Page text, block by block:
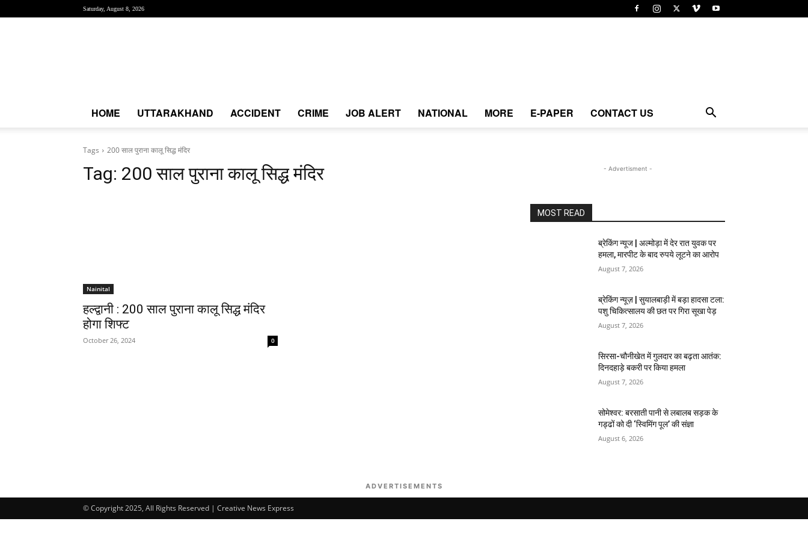
Saturday, August 8, 2026
HOME UTTARAKHAND ACCIDENT CRIME JOB ALERT NATIONAL MORE E-PAPER CONTACT US
Tags 200 साल पुराना कालू सिद्ध मंदिर
Tag: 200 साल पुराना कालू सिद्ध मंदिर
Nainital
हल्द्वानी : 200 साल पुराना कालू सिद्ध मंदिर
होगा शिफ्ट
October 26, 2024 0
- Advertisment -
MOST READ
ब्रेकिंग न्यूज | अल्मोड़ा में देर रात युवक पर
हमला, मारपीट के बाद रुपये लूटने का आरोप
August 7, 2026
ब्रेकिंग न्यूज़ | सुयालबाड़ी में बड़ा हादसा टला:
पशु चिकित्सालय की छत पर गिरा सूखा पेड़
August 7, 2026
सिरसा-चौनीखेत में गुलदार का बढ़ता आतंक:
दिनदहाड़े बकरी पर किया हमला
August 7, 2026
सोमेश्वर: बरसाती पानी से लबालब सड़क के
गड्ढों को दी ‘स्विमिंग पूल’ की संज्ञा
August 6, 2026
ADVERTISEMENTS
© Copyright 2025, All Rights Reserved | Creative News Express